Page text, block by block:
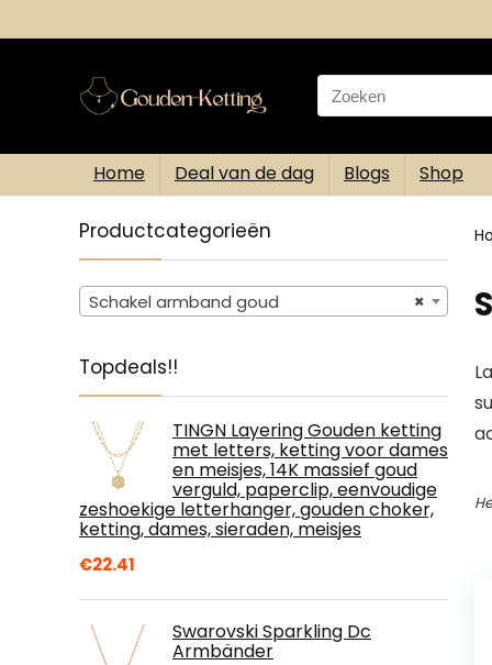
Search
for:
Home Deal van de dag Blogs Shop
Productcategorieën
×
Schakel armband goud
Topdeals!!
TINGN Layering Gouden ketting
met letters, ketting voor dames
en meisjes, 14K massief goud
verguld, paperclip, eenvoudige
zeshoekige letterhanger, gouden choker,
ketting, dames, sieraden, meisjes
€22.41
Swarovski Sparkling Dc
Armbänder